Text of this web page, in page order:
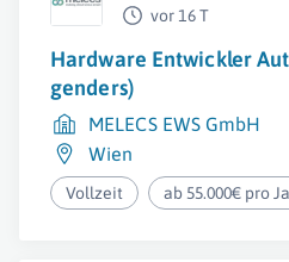
vor 16 T
Hardware Entwickler
genders)
MELECS EWS GmbH
Wien
Vollzeit ab 55.000€ pro